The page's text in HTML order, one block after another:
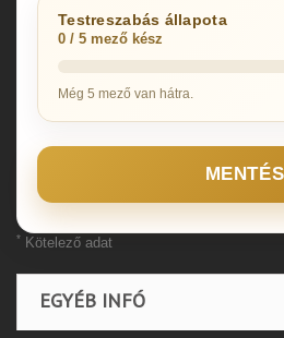
Testreszabás állapota
0 / 5 mező kész
Még 5 mező van hátra.
MENTÉS
* Kötelező adat
EGYÉB INFÓ